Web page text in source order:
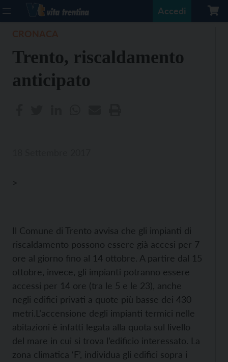
Accedi
Trento, riscaldamento
anticipato
>
Il Comune di Trento avvisa che gli impianti di
riscaldamento possono essere già accesi per 7
ore al giorno fino al 14 ottobre. A partire dal 15
ottobre, invece, gli impianti potranno essere
accessi per 14 ore (tra le 5 e le 23), anche
negli edifici privati a quote più basse dei 430
metri.L’accensione degli impianti termici nelle
abitazioni è infatti legata alla quota sul livello
del mare in cui si trova l’edificio interessato. La
zona climatica ‘F’, individua gli edifici sopra i